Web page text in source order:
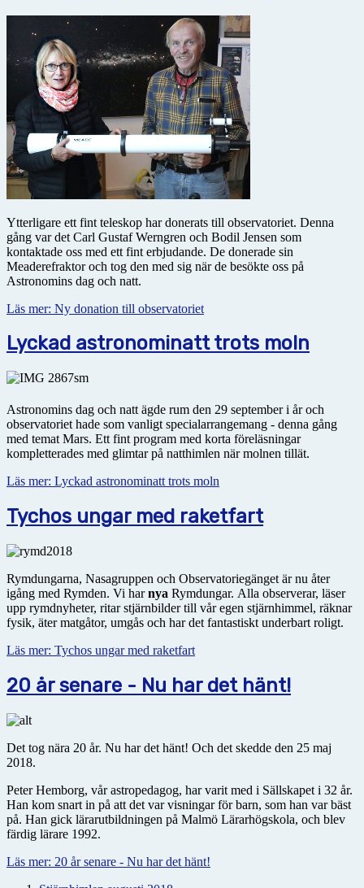
Ytterligare ett fint teleskop har donerats till observatoriet. Denna
gång var det Carl Gustaf Werngren och Bodil Jensen som
kontaktade oss med ett fint erbjudande. De donerade sin
Meaderefraktor och tog den med sig när de besökte oss på
Astronomins dag och natt.
Läs mer: Ny donation till observatoriet
Lyckad astronominatt trots moln
Astronomins dag och natt ägde rum den 29 september i år och
observatoriet hade som vanligt specialarrangemang - denna gång
med temat Mars. Ett fint program med korta föreläsningar
kompletterades med glimtar på natthimlen när molnen tillät.
Läs mer: Lyckad astronominatt trots moln
Tychos ungar med raketfart
Rymdungarna, Nasagruppen och Observatoriegänget är nu åter
igång med Rymden. Vi harnya Rymdungar. Alla observerar, läser
upp rymdnyheter, ritar stjärnbilder till vår egen stjärnhimmel, räknar
fysik, äter matgåtor, umgås och har det fantastiskt underbart roligt.
Läs mer: Tychos ungar med raketfart
20 år senare - Nu har det hänt!
Det tog nära 20 år. Nu har det hänt! Och det skedde den 25 maj
2018.
Peter Hemborg, vår astropedagog, har varit med i Sällskapet i 32 år.
Han kom snart in på att det var visningar för barn, som han var bäst
på. Han gick lärarutbildningen på Malmö Lärarhögskola, och blev
färdig lärare 1992.
Läs mer: 20 år senare - Nu har det hänt!